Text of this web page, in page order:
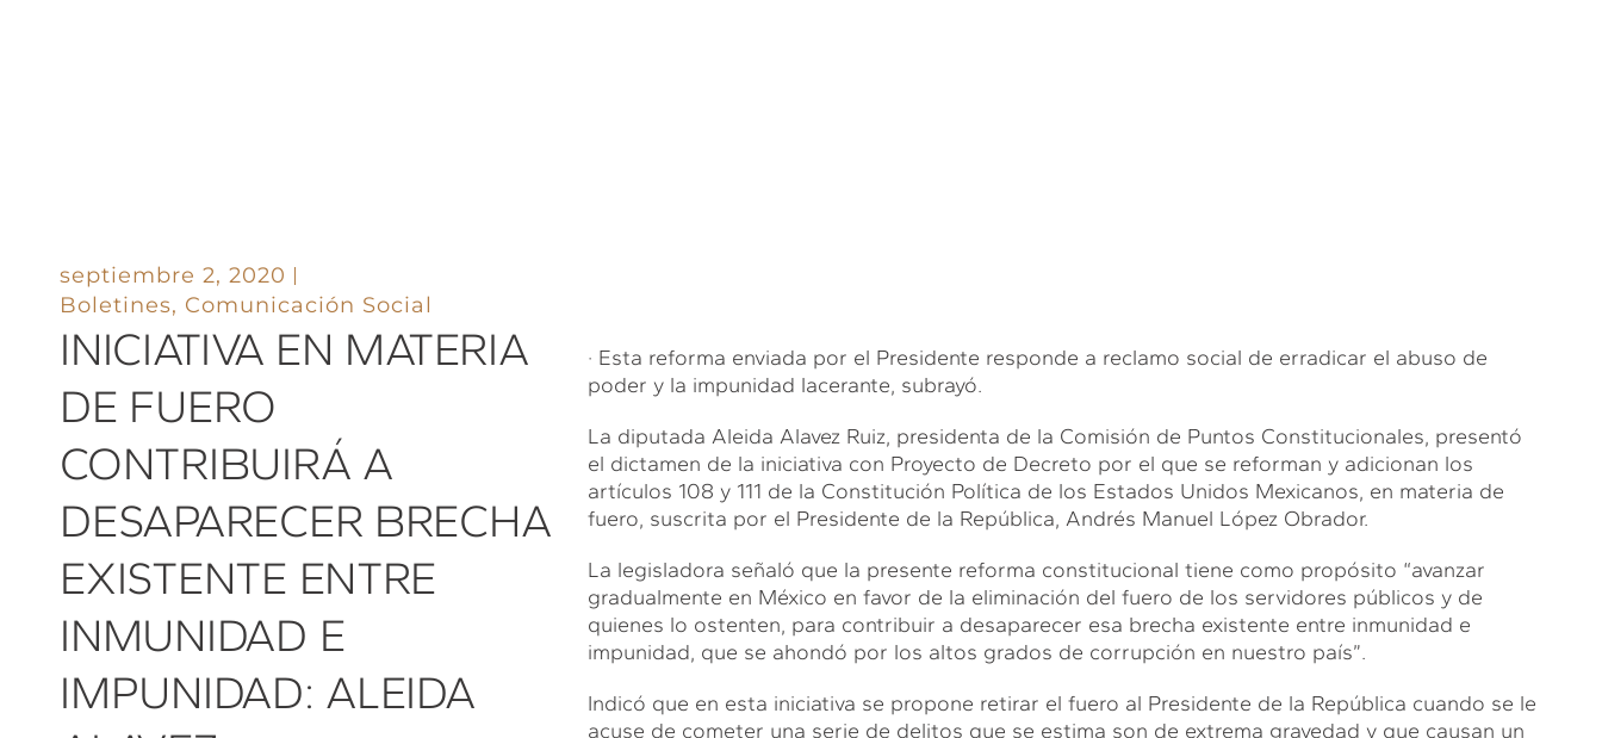
septiembre 2, 2020
Boletines, Comunicación Social
INICIATIVA EN MATERIA
DE FUERO
CONTRIBUIRÁ A
DESAPARECER BRECHA
EXISTENTE ENTRE
INMUNIDAD E
IMPUNIDAD: ALEIDA
· Esta reforma enviada por el Presidente responde a reclamo social de erradicar el abuso de
poder y la impunidad lacerante, subrayó.
La diputada Aleida Alavez Ruiz, presidenta de la Comisión de Puntos Constitucionales, presentó
el dictamen de la iniciativa con Proyecto de Decreto por el que se reforman y adicionan los
artículos 108 y 111 de la Constitución Política de los Estados Unidos Mexicanos, en materia de
fuero, suscrita por el Presidente de la República, Andrés Manuel López Obrador.
La legisladora señaló que la presente reforma constitucional tiene como propósito “avanzar
gradualmente en México en favor de la eliminación del fuero de los servidores públicos y de
quienes lo ostenten, para contribuir a desaparecer esa brecha existente entre inmunidad e
impunidad, que se ahondó por los altos grados de corrupción en nuestro país”.
Indicó que en esta iniciativa se propone retirar el fuero al Presidente de la República cuando se le
acuse de cometer una serie de delitos que se estima son de extrema gravedad y que causan un